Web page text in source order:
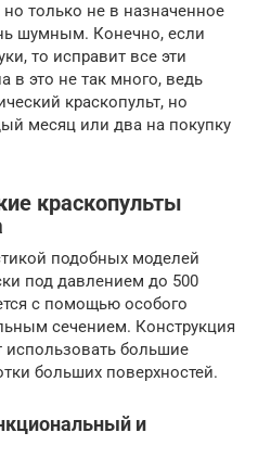
но только не в назначенное
шумным. Конечно, если
то исправит все эти
в это не так много, ведь
краскопульт, но
месяц или два на покупку
краскопульты
подобных моделей
под давлением до 500
с помощью особого
сечением. Конструкция
использовать большие
больших поверхностей.
и